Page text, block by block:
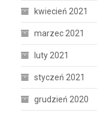
kwiecień 2021
marzec 2021
luty 2021
styczeń 2021
grudzień 2020